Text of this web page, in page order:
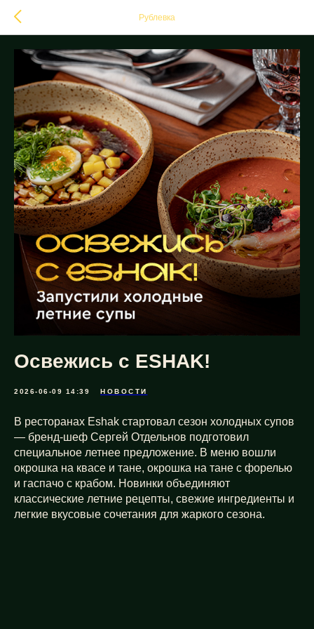
Рублевка
Освежись с ESHAK!
2026-06-09 14:39 НОВОСТИ
В ресторанах Eshak стартовал сезон холодных супов
— бренд-шеф Сергей Отдельнов подготовил
специальное летнее предложение. В меню вошли
окрошка на квасе и тане, окрошка на тане с форелью
и гаспачо с крабом. Новинки объединяют
классические летние рецепты, свежие ингредиенты и
легкие вкусовые сочетания для жаркого сезона.